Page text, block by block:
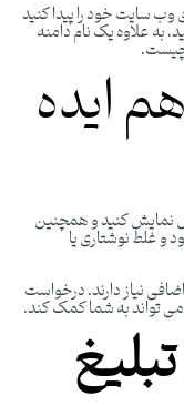
سایت خود را پیدا کنید
به علاوه یک نام دامنه
ایده
کنید و همچنین
غلط نوشتاری یا
نیاز دارند. درخواست
تواند به شما کمک کند.